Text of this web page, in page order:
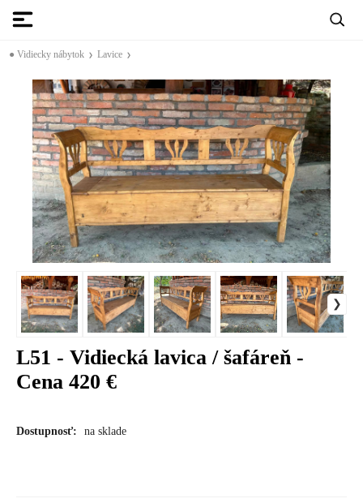
● Vidiecky nábytok Lavice
L51 - Vidiecká lavica / šafáreň -
Cena 420 €
Dostupnosť: na sklade